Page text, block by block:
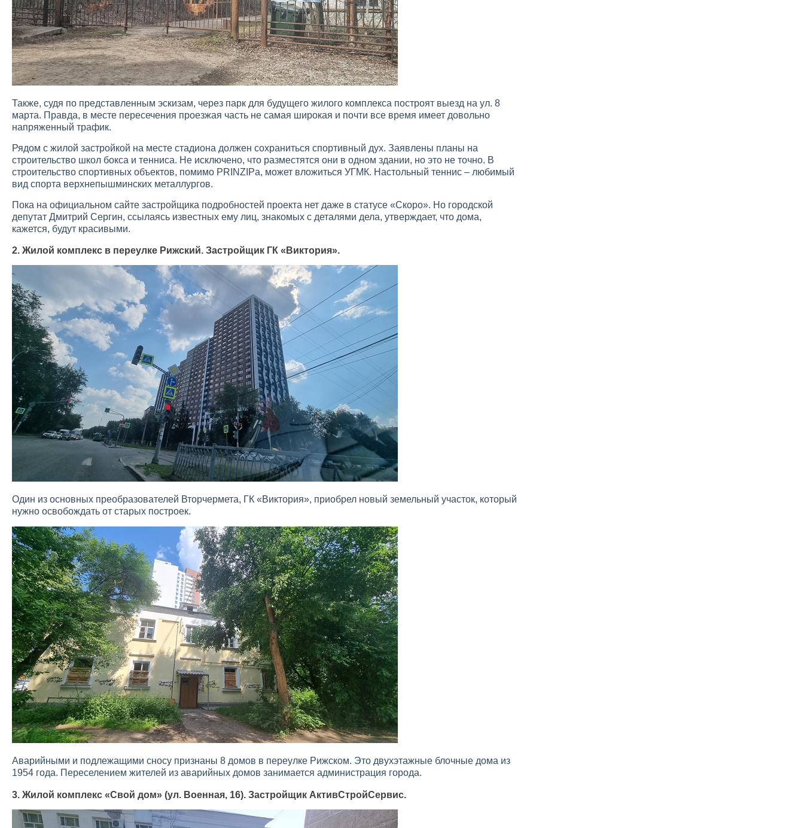
Также, судя по представленным эскизам, через парк для будущего жилого комплекса построят выезд на ул. 8
марта. Правда, в месте пересечения проезжая часть не самая широкая и почти все время имеет довольно
напряженный трафик.
Рядом с жилой застройкой на месте стадиона должен сохраниться спортивный дух. Заявлены планы на
строительство школ бокса и тенниса. Не исключено, что разместятся они в одном здании, но это не точно. В
строительство спортивных объектов, помимо PRINZIPа, может вложиться УГМК. Настольный теннис – любимый
вид спорта верхнепышминских металлургов.
Пока на официальном сайте застройщика подробностей проекта нет даже в статусе «Скоро». Но городской
депутат Дмитрий Сергин, ссылаясь известных ему лиц, знакомых с деталями дела, утверждает, что дома,
кажется, будут красивыми.
2. Жилой комплекс в переулке Рижский. Застройщик ГК «Виктория».
Один из основных преобразователей Вторчермета, ГК «Виктория», приобрел новый земельный участок, который
нужно освобождать от старых построек.
Аварийными и подлежащими сносу признаны 8 домов в переулке Рижском. Это двухэтажные блочные дома из
1954 года. Переселением жителей из аварийных домов занимается администрация города.
3. Жилой комплекс «Свой дом» (ул. Военная, 16). Застройщик АктивСтройСервис.